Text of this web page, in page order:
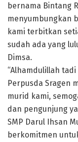
bernama Bintang
menyumbungkan
kami terbitkan
sudah ada yang
Dimsa.
“Alhamdulillah
Perpusda Sragen
murid kami,
dan pengunjung
SMP Darul Ihsan
berkomitmen